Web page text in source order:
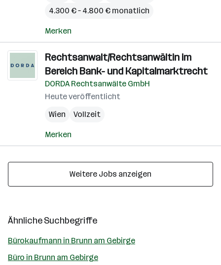
4.300 € – 4.800 € monatlich
Merken
Rechtsanwalt/Rechtsanwältin im
Bereich Bank- und Kapitalmarktrecht
DORDA Rechtsanwälte GmbH
Heute veröffentlicht
Wien
Vollzeit
Merken
Weitere Jobs anzeigen
Ähnliche Suchbegriffe
Bürokaufmann in Brunn am Gebirge
Büro in Brunn am Gebirge